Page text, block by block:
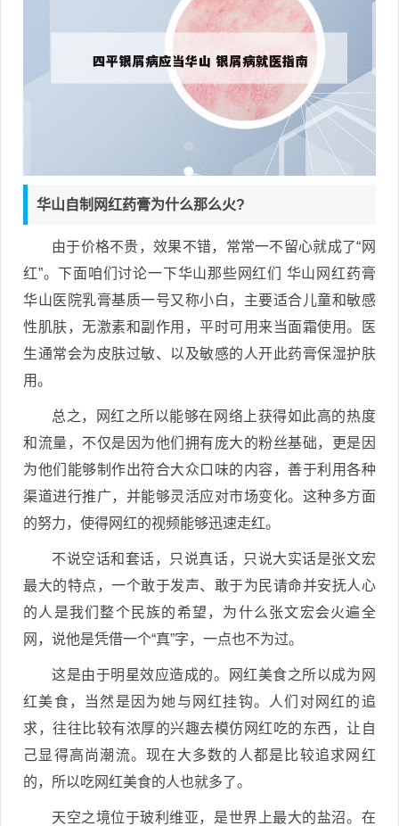
华山自制网红药膏为什么那么火?
由于价格不贵，效果不错，常常一不留心就成了“网
红”。下面咱们讨论一下华山那些网红们 华山网红药膏
华山医院乳膏基质一号又称小白，主要适合儿童和敏感
性肌肤，无激素和副作用，平时可用来当面霜使用。医
生通常会为皮肤过敏、以及敏感的人开此药膏保湿护肤
用。
总之，网红之所以能够在网络上获得如此高的热度
和流量，不仅是因为他们拥有庞大的粉丝基础，更是因
为他们能够制作出符合大众口味的内容，善于利用各种
渠道进行推广，并能够灵活应对市场变化。这种多方面
的努力，使得网红的视频能够迅速走红。
不说空话和套话，只说真话，只说大实话是张文宏
最大的特点，一个敢于发声、敢于为民请命并安抚人心
的人是我们整个民族的希望，为什么张文宏会火遍全
网，说他是凭借一个“真”字，一点也不为过。
这是由于明星效应造成的。网红美食之所以成为网
红美食，当然是因为她与网红挂钩。人们对网红的追
求，往往比较有浓厚的兴趣去模仿网红吃的东西，让自
己显得高尚潮流。现在大多数的人都是比较追求网红
的，所以吃网红美食的人也就多了。
天空之境位于玻利维亚，是世界上最大的盐沼。在